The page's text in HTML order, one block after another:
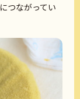
つながってい